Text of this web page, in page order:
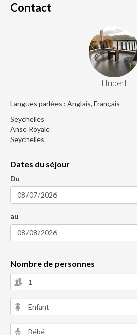
Contact
Hubert
Langues parlées : Anglais, Français
Seychelles
Anse Royale
Seychelles
Dates du séjour
Du
au
Nombre de personnes